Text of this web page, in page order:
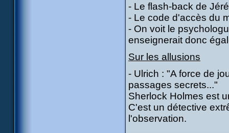
- Le flash-back de
- Le code d'accès du
- On voit le
enseignerait donc
Sur les allusions
- Ulrich : "A force de
passages secrets..."
Sherlock Holmes est
C'est un détective
l'observation.